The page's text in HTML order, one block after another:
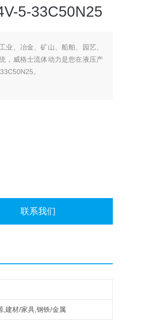
5-33C50N25
业、冶金、矿山、船舶、园艺、
，威格士流体动力是您在液压产
。
联系我们
,建材/家具,钢铁/金属